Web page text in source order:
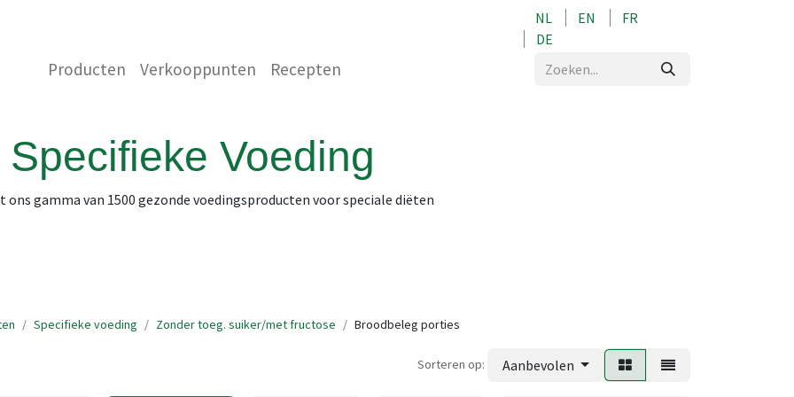
NL EN
FR
DE
Producten Verkooppunten Recepten
Specifieke Voeding
ons gamma van 1500 gezonde voedingsproducten voor speciale diëten
Specifieke voeding Zonder toeg. suiker/met fructose Broodbeleg porties
Sorteren op: Aanbevolen